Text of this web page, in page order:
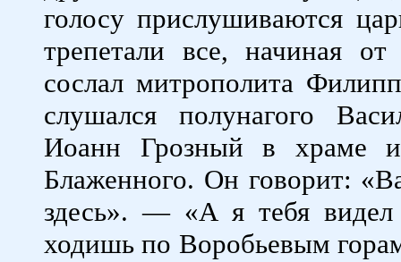
голосу прислушиваются
трепетали все, начиная
сослал митрополита
слушался полунагого
Иоанн Грозный в храме
Блаженного. Он говорит:
здесь». — «А я тебя
ходишь по Воробьевым